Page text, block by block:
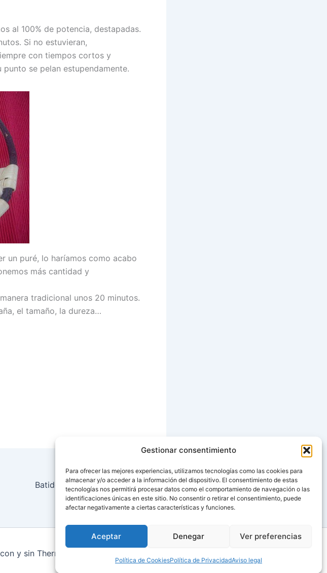
Gestionar consentimiento
Para ofrecer las mejores experiencias, utilizamos tecnologías como las cookies para
almacenar y/o acceder a la información del dispositivo. El consentimiento de estas
tecnologías nos permitirá procesar datos como el comportamiento de navegación o las
identificaciones únicas en este sitio. No consentir o retirar el consentimiento, puede
afectar negativamente a ciertas características y funciones.
Aceptar Denegar Ver preferencias
Política de CookiesPolítica de PrivacidadAviso legal
al 100% de potencia, destapadas.
Si no estuvieran,
con tiempos cortos y
se pelan estupendamente.
un puré, lo haríamos como acabo
más cantidad y
tradicional unos 20 minutos.
el tamaño, la dureza…
SIGUIENTE
Batido de zanahorias y almendras
y sin Thermomix